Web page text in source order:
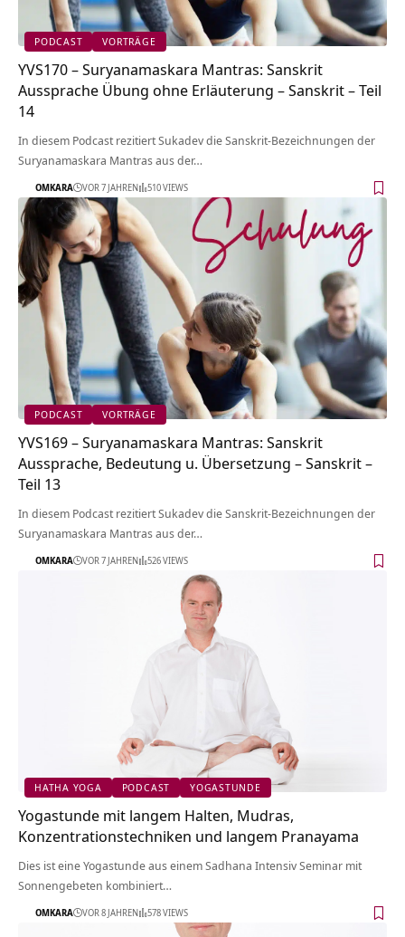
PODCAST VORTRÄGE
YVS170 – Suryanamaskara Mantras: Sanskrit
Aussprache Übung ohne Erläuterung – Sanskrit – Teil
14
In diesem Podcast rezitiert Sukadev die Sanskrit-Bezeichnungen der
Suryanamaskara Mantras aus der…
OMKARA VOR 7 JAHREN 510 VIEWS
PODCAST VORTRÄGE
YVS169 – Suryanamaskara Mantras: Sanskrit
Aussprache, Bedeutung u. Übersetzung – Sanskrit –
Teil 13
In diesem Podcast rezitiert Sukadev die Sanskrit-Bezeichnungen der
Suryanamaskara Mantras aus der…
OMKARA VOR 7 JAHREN 526 VIEWS
HATHA YOGA PODCAST YOGASTUNDE
Yogastunde mit langem Halten, Mudras,
Konzentrationstechniken und langem Pranayama
Dies ist eine Yogastunde aus einem Sadhana Intensiv Seminar mit
Sonnengebeten kombiniert…
OMKARA VOR 8 JAHREN 578 VIEWS